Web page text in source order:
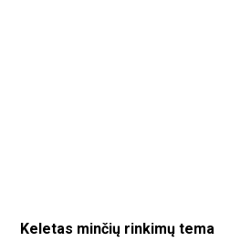
Keletas minčių rinkimų tema